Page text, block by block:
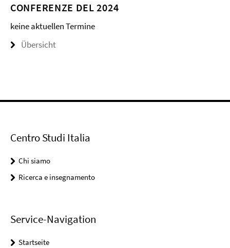
CONFERENZE DEL 2024
keine aktuellen Termine
Übersicht
Centro Studi Italia
Chi siamo
Ricerca e insegnamento
Service-Navigation
Startseite